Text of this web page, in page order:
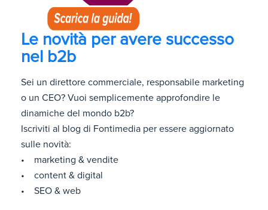
Le novità per avere successo
nel b2b
Sei un direttore commerciale, responsabile marketing
o un CEO? Vuoi semplicemente approfondire le
dinamiche del mondo b2b?
Iscriviti al blog di Fontimedia per essere aggiornato
sulle novità:
• marketing & vendite
• content & digital
• SEO & web